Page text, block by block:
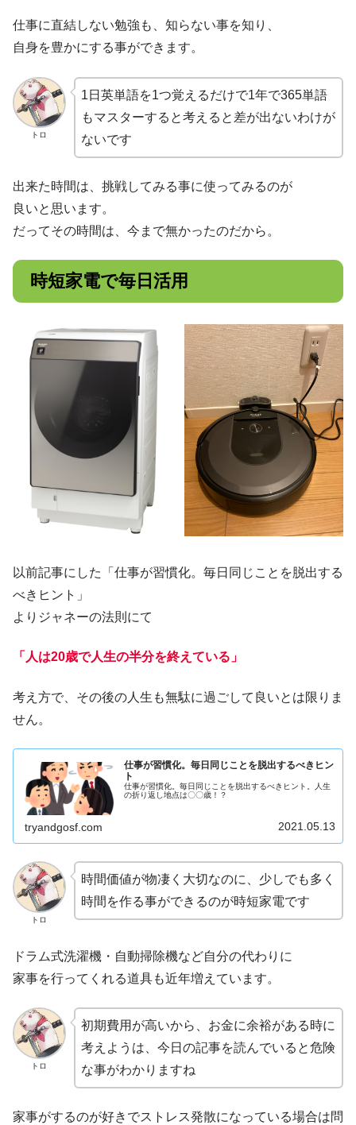
仕事に直結しない勉強も、知らない事を知り、
自身を豊かにする事ができます。
トロ
1日英単語を1つ覚えるだけで1年で365単語
もマスターすると考えると差が出ないわけが
ないです
出来た時間は、挑戦してみる事に使ってみるのが
良いと思います。
だってその時間は、今まで無かったのだから。
時短家電で毎日活用
以前記事にした「仕事が習慣化。毎日同じことを脱出する
べきヒント」
よりジャネーの法則にて
「人は20歳で人生の半分を終えている」
考え方で、その後の人生も無駄に過ごして良いとは限りま
せん。
仕事が習慣化。毎日同じことを脱出するべきヒン
ト
仕事が習慣化。毎日同じことを脱出するべきヒント。人生
の折り返し地点は〇〇歳！？
tryandgosf.com 2021.05.13
トロ
時間価値が物凄く大切なのに、少しでも多く
時間を作る事ができるのが時短家電です
ドラム式洗濯機・自動掃除機など自分の代わりに
家事を行ってくれる道具も近年増えています。
トロ
初期費用が高いから、お金に余裕がある時に
考えようは、今日の記事を読んでいると危険
な事がわかりますね
家事がするのが好きでストレス発散になっている場合は問